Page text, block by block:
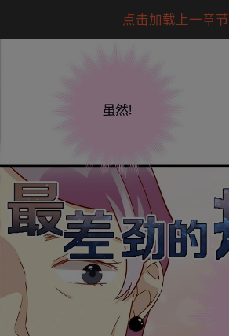
点击加载上一章节